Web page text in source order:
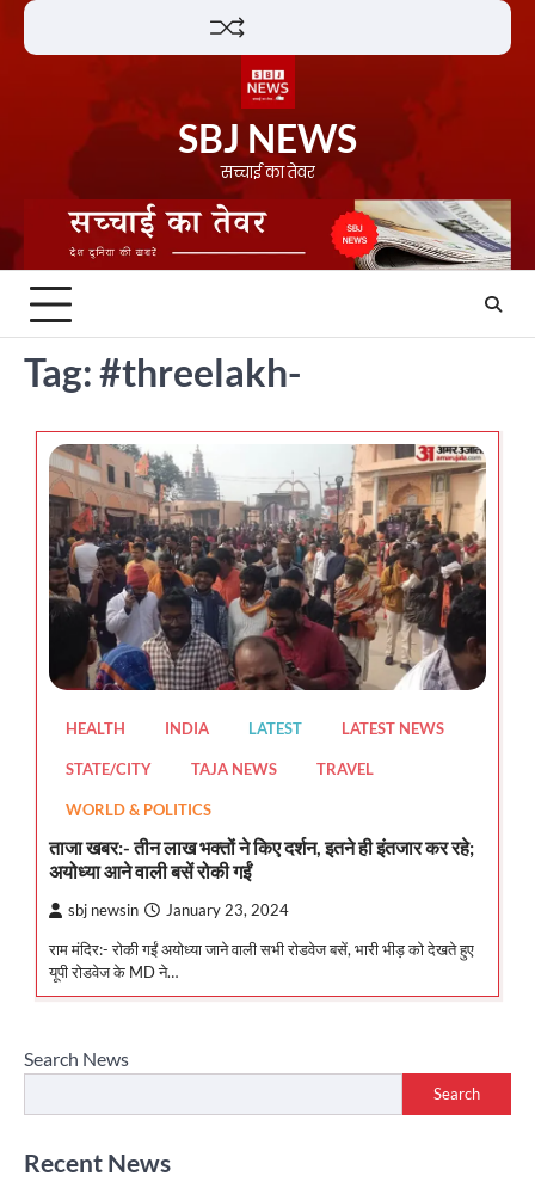
Skip
SBJ NEWS
सच्चाई का तेवर
Tag:#threelakh-
HEALTH INDIA LATEST LATEST NEWS
STATE/CITY TAJA NEWS TRAVEL
WORLD & POLITICS
ताजा खबर:- तीन लाख भक्तों ने किए दर्शन, इतने ही इंतजार कर रहे;
अयोध्या आने वाली बसें रोकी गईं
sbj newsin January 23, 2024
राम मंदिर:- रोकी गईं अयोध्या जाने वाली सभी रोडवेज बसें, भारी भीड़ को देखते हुए
यूपी रोडवेज के MD ने…
Search News
Search
Recent News